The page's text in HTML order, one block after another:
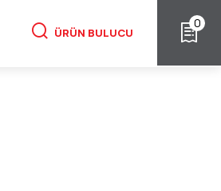
ÜRÜN BULUCU
0